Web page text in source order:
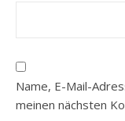
Name, E-Mail-
meinen nächsten